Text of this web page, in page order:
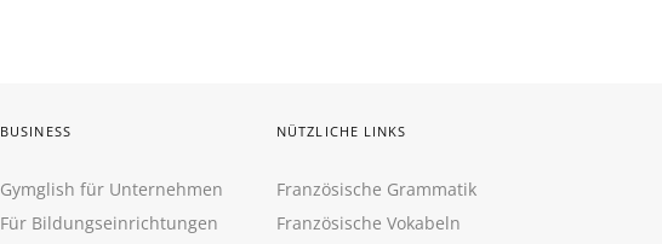
BUSINESS
Gymglish für Unternehmen
Für Bildungseinrichtungen
NÜTZLICHE LINKS
Französische Grammatik
Französische Vokabeln